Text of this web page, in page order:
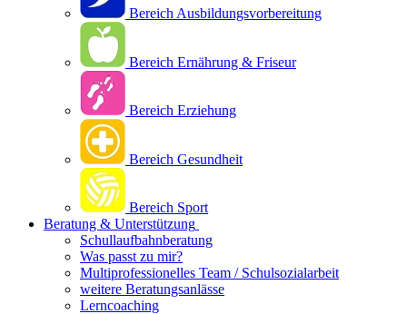
Bereich Ausbildungsvorbereitung
Bereich Ernährung & Friseur
Bereich Erziehung
Bereich Gesundheit
Bereich Sport
Beratung & Unterstützung
Schullaufbahnberatung
Was passt zu mir?
Multipro­fessionelles Team / Schulsozialarbeit
weitere Beratungsanlässe
Lerncoaching